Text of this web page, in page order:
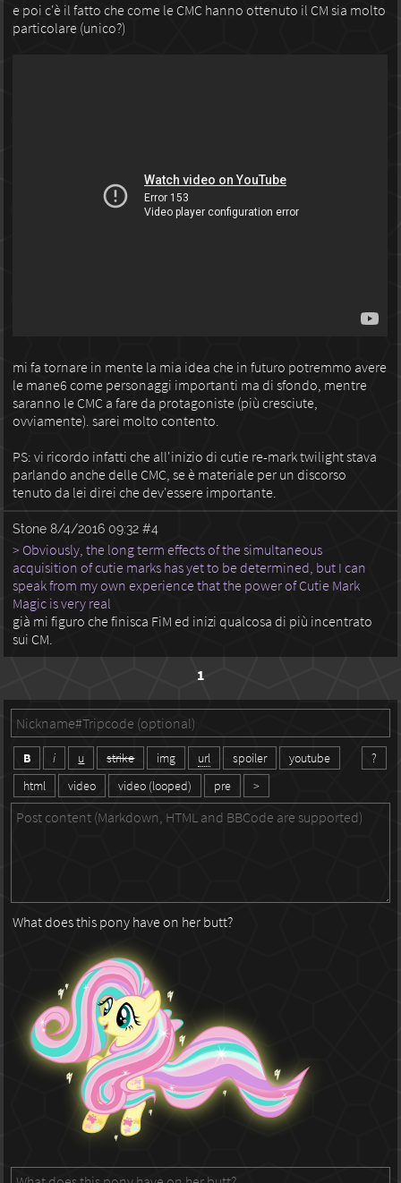
e poi c'è il fatto che come le CMC hanno ottenuto il CM sia molto
particolare (unico?)
mi fa tornare in mente la mia idea che in futuro potremmo avere
le mane6 come personaggi importanti ma di sfondo, mentre
saranno le CMC a fare da protagoniste (più cresciute,
ovviamente). sarei molto contento.
PS: vi ricordo infatti che all'inizio di cutie re-mark twilight stava
parlando anche delle CMC, se è materiale per un discorso
tenuto da lei direi che dev'essere importante.
Stone 8/4/2016 09:32 #4
> Obviously, the long term effects of the simultaneous
acquisition of cutie marks has yet to be determined, but I can
speak from my own experience that the power of Cutie Mark
Magic is very real
già mi figuro che finisca FiM ed inizi qualcosa di più incentrato
sui CM.
1
?
B i u strike img url spoiler
youtube
html
video video (looped) pre >
What does this pony have on her butt?